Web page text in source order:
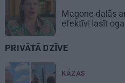
Magone dalās
efektīvi lasīt
PRIVĀTĀ DZĪVE
KĀZAS